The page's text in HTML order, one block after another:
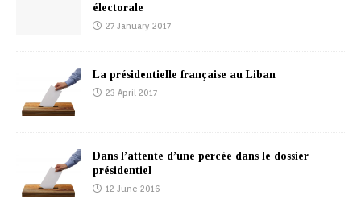
électorale
27 January 2017
La présidentielle française au Liban
23 April 2017
Dans l’attente d’une percée dans le dossier
présidentiel
12 June 2016